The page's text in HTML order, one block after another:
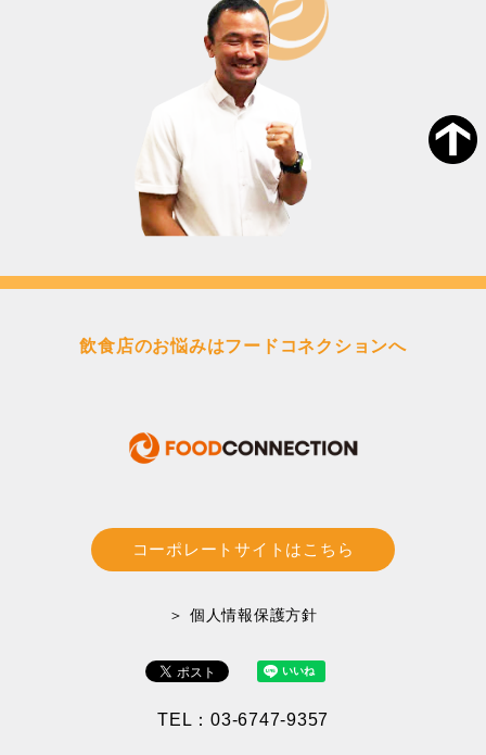
飲食店のお悩みはフードコネクションへ
コーポレートサイトはこちら
＞ 個人情報保護方針
TEL：03-6747-9357